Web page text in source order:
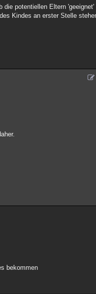
die potentiellen Eltern
Kindes an erster Stelle
bekommen